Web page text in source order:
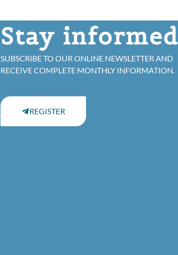
Stay informed
SUBSCRIBE TO OUR ONLINE NEWSLETTER AND
RECEIVE COMPLETE MONTHLY INFORMATION.
REGISTER